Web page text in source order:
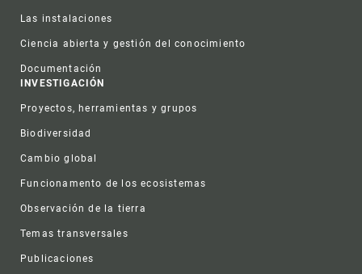
Las instalaciones
Ciencia abierta y gestión del conocimiento
Documentación
INVESTIGACIÓN
Proyectos, herramientas y grupos
Biodiversidad
Cambio global
Funcionamento de los ecosistemas
Observación de la tierra
Temas transversales
Publicaciones